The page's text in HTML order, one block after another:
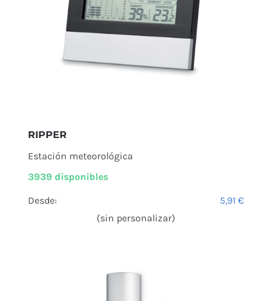
RIPPER
Estación meteorológica
3939 disponibles
Desde: 5,91€
(sin personalizar)